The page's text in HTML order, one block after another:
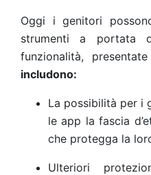
Oggi i genitori
strumenti a portata
funzionalità,
includono:
La possibilità per i
le app la fascia
che protegga la
Ulteriori